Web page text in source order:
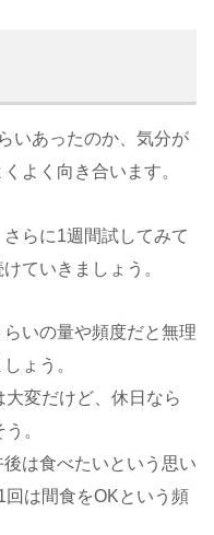
いあったのか、気分が
よく向き合います。
らに1週間試してみて
ていきましょう。
いの量や頻度だと無理
ょう。
変だけど、休日なら
。
は食べたいという思い
は間食をOKという頻